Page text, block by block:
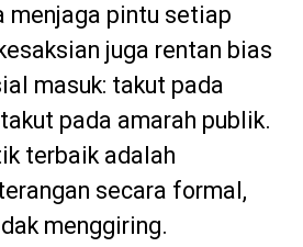
menjaga pintu setiap
juga rentan bias
masuk: takut pada
pada amarah publik.
terbaik adalah
secara formal,
menggiring.